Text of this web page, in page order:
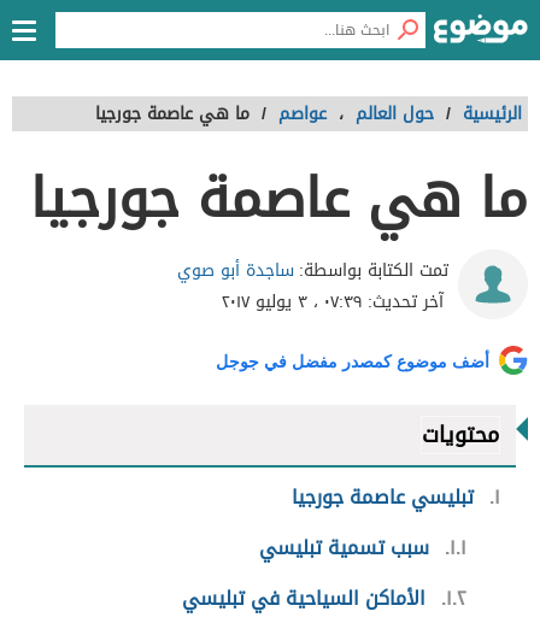
الرئيسية / حول العالم ، عواصم / ما هي عاصمة جورجيا
ما هي عاصمة جورجيا
تمت الكتابة بواسطة:ساجدة أبو صوي
آخر تحديث: ٠٧:٣٩ ، ٣ يوليو ٢٠١٧
أضف موضوع كمصدر مفضل في جوجل
محتويات
١ تبليسي عاصمة جورجيا
١.١ سبب تسمية تبليسي
١.٢
الأماكن السياحية في تبليسي